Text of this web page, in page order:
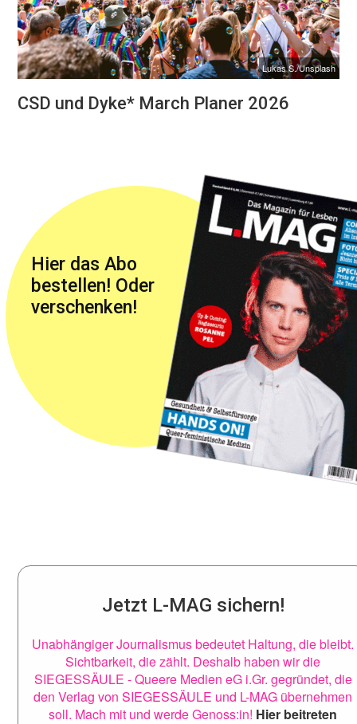
Lukas S./Unsplash
CSD und Dyke* March Planer 2026
Hier das Abo
bestellen! Oder
verschenken!
Jetzt L-MAG sichern!
Unabhängiger Journalismus bedeutet Haltung, die bleibt.
Sichtbarkeit, die zählt. Deshalb haben wir die
SIEGESSÄULE - Queere Medien eG i.Gr. gegründet, die
den Verlag von SIEGESSÄULE und L-MAG übernehmen
soll. Mach mit und werde Genoss:in! Hier beitreten